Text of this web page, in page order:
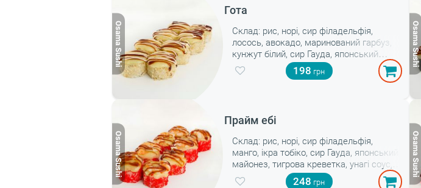
Гота
Склад: рис, норі, сир філадельфія,
лосось, авокадо, маринований гарбуз,
кунжут білий, сир Гауда, японський
майонез, унагі соус,спайсі соус🔥 Вага:
325 г
198
Прайм ебі
Склад: рис, норі, сир філадельфія,
манго, ікра тобіко, сир Гауда, японський
майонез, тигрова креветка, унагі соус,
соус світ чілі Вага: 360 г
248